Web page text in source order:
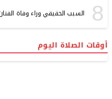
8 السبب الحقيقي وراء وفاة
أوقات الصلاة اليوم